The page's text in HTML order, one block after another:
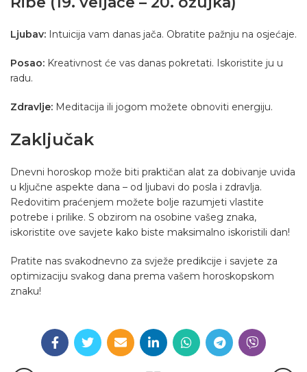
Ljubav: Intuicija vam danas jača. Obratite pažnju na osjećaje.
Posao: Kreativnost će vas danas pokretati. Iskoristite ju u
radu.
Zdravlje: Meditacija ili jogom možete obnoviti energiju.
Zaključak
Dnevni horoskop može biti praktičan alat za dobivanje uvida
u ključne aspekte dana – od ljubavi do posla i zdravlja.
Redovitim praćenjem možete bolje razumjeti vlastite
potrebe i prilike. S obzirom na osobine vašeg znaka,
iskoristite ove savjete kako biste maksimalno iskoristili dan!
Pratite nas svakodnevno za svježe predikcije i savjete za
optimizaciju svakog dana prema vašem horoskopskom
znaku!